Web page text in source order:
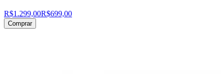
R$1.299,00R$699,00
Comprar